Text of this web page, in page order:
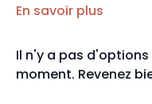
En savoir plus
Il n'y a pas
moment. Revenez